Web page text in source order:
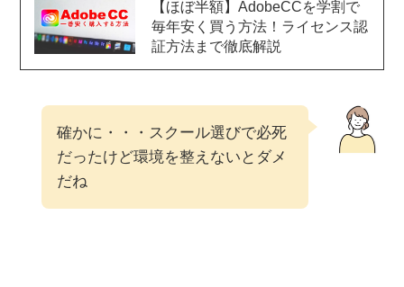
【ほぼ半額】AdobeCCを学割で
毎年安く買う方法！ライセンス認
証方法まで徹底解説
確かに・・・スクール選びで必死
だったけど環境を整えないとダメ
だね